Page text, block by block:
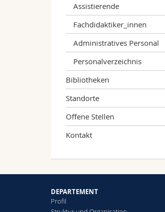
Assistierende
Fachdidaktiker_innen
Administratives Personal
Personalverzeichnis
Bibliotheken
Standorte
Offene Stellen
Kontakt
DEPARTEMENT
Profil